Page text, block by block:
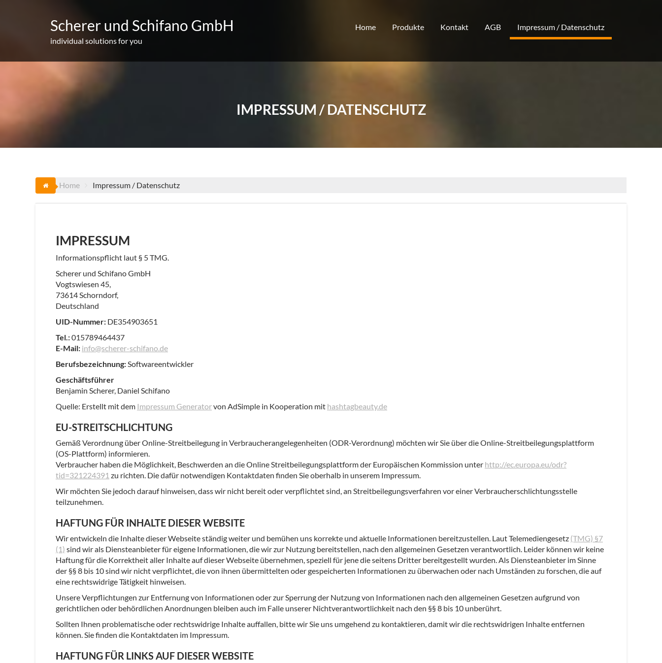
Scherer und Schifano GmbH
individual solutions for you
Home Produkte Kontakt AGB Impressum / Datenschutz
IMPRESSUM / DATENSCHUTZ
Home Impressum / Datenschutz
IMPRESSUM
Informationspflicht laut § 5 TMG.
Scherer und Schifano GmbH
Vogtswiesen 45,
73614 Schorndorf,
Deutschland
UID-Nummer: DE354903651
Tel.:015789464437
E-Mail: info@scherer-schifano.de
Berufsbezeichnung:Softwareentwickler
Geschäftsführer
Benjamin Scherer, Daniel Schifano
Quelle: Erstellt mit dem Impressum Generatorvon AdSimple in Kooperation mit hashtagbeauty.de
EU-STREITSCHLICHTUNG
Gemäß Verordnung über Online-Streitbeilegung in Verbraucherangelegenheiten (ODR-Verordnung) möchten wir Sie über die Online-Streitbeilegungsplattform
(OS-Plattform) informieren.
Verbraucher haben die Möglichkeit, Beschwerden an die Online Streitbeilegungsplattform der Europäischen Kommission unter http://ec.europa.eu/odr?
tid=321224391 zu richten. Die dafür notwendigen Kontaktdaten finden Sie oberhalb in unserem Impressum.
Wir möchten Sie jedoch darauf hinweisen, dass wir nicht bereit oder verpflichtet sind, an Streitbeilegungsverfahren vor einer Verbraucherschlichtungsstelle
teilzunehmen.
HAFTUNG FÜR INHALTE DIESER WEBSITE
Wir entwickeln die Inhalte dieser Webseite ständig weiter und bemühen uns korrekte und aktuelle Informationen bereitzustellen. Laut Telemediengesetz (TMG) §7
(1) sind wir als Diensteanbieter für eigene Informationen, die wir zur Nutzung bereitstellen, nach den allgemeinen Gesetzen verantwortlich. Leider können wir keine
Haftung für die Korrektheit aller Inhalte auf dieser Webseite übernehmen, speziell für jene die seitens Dritter bereitgestellt wurden. Als Diensteanbieter im Sinne
der §§ 8 bis 10 sind wir nicht verpflichtet, die von ihnen übermittelten oder gespeicherten Informationen zu überwachen oder nach Umständen zu forschen, die auf
eine rechtswidrige Tätigkeit hinweisen.
Unsere Verpflichtungen zur Entfernung von Informationen oder zur Sperrung der Nutzung von Informationen nach den allgemeinen Gesetzen aufgrund von
gerichtlichen oder behördlichen Anordnungen bleiben auch im Falle unserer Nichtverantwortlichkeit nach den §§ 8 bis 10 unberührt.
Sollten Ihnen problematische oder rechtswidrige Inhalte auffallen, bitte wir Sie uns umgehend zu kontaktieren, damit wir die rechtswidrigen Inhalte entfernen
können. Sie finden die Kontaktdaten im Impressum.
HAFTUNG FÜR LINKS AUF DIESER WEBSITE